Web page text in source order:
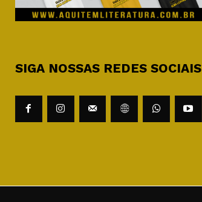
SIGA NOSSAS REDES SOCIAIS